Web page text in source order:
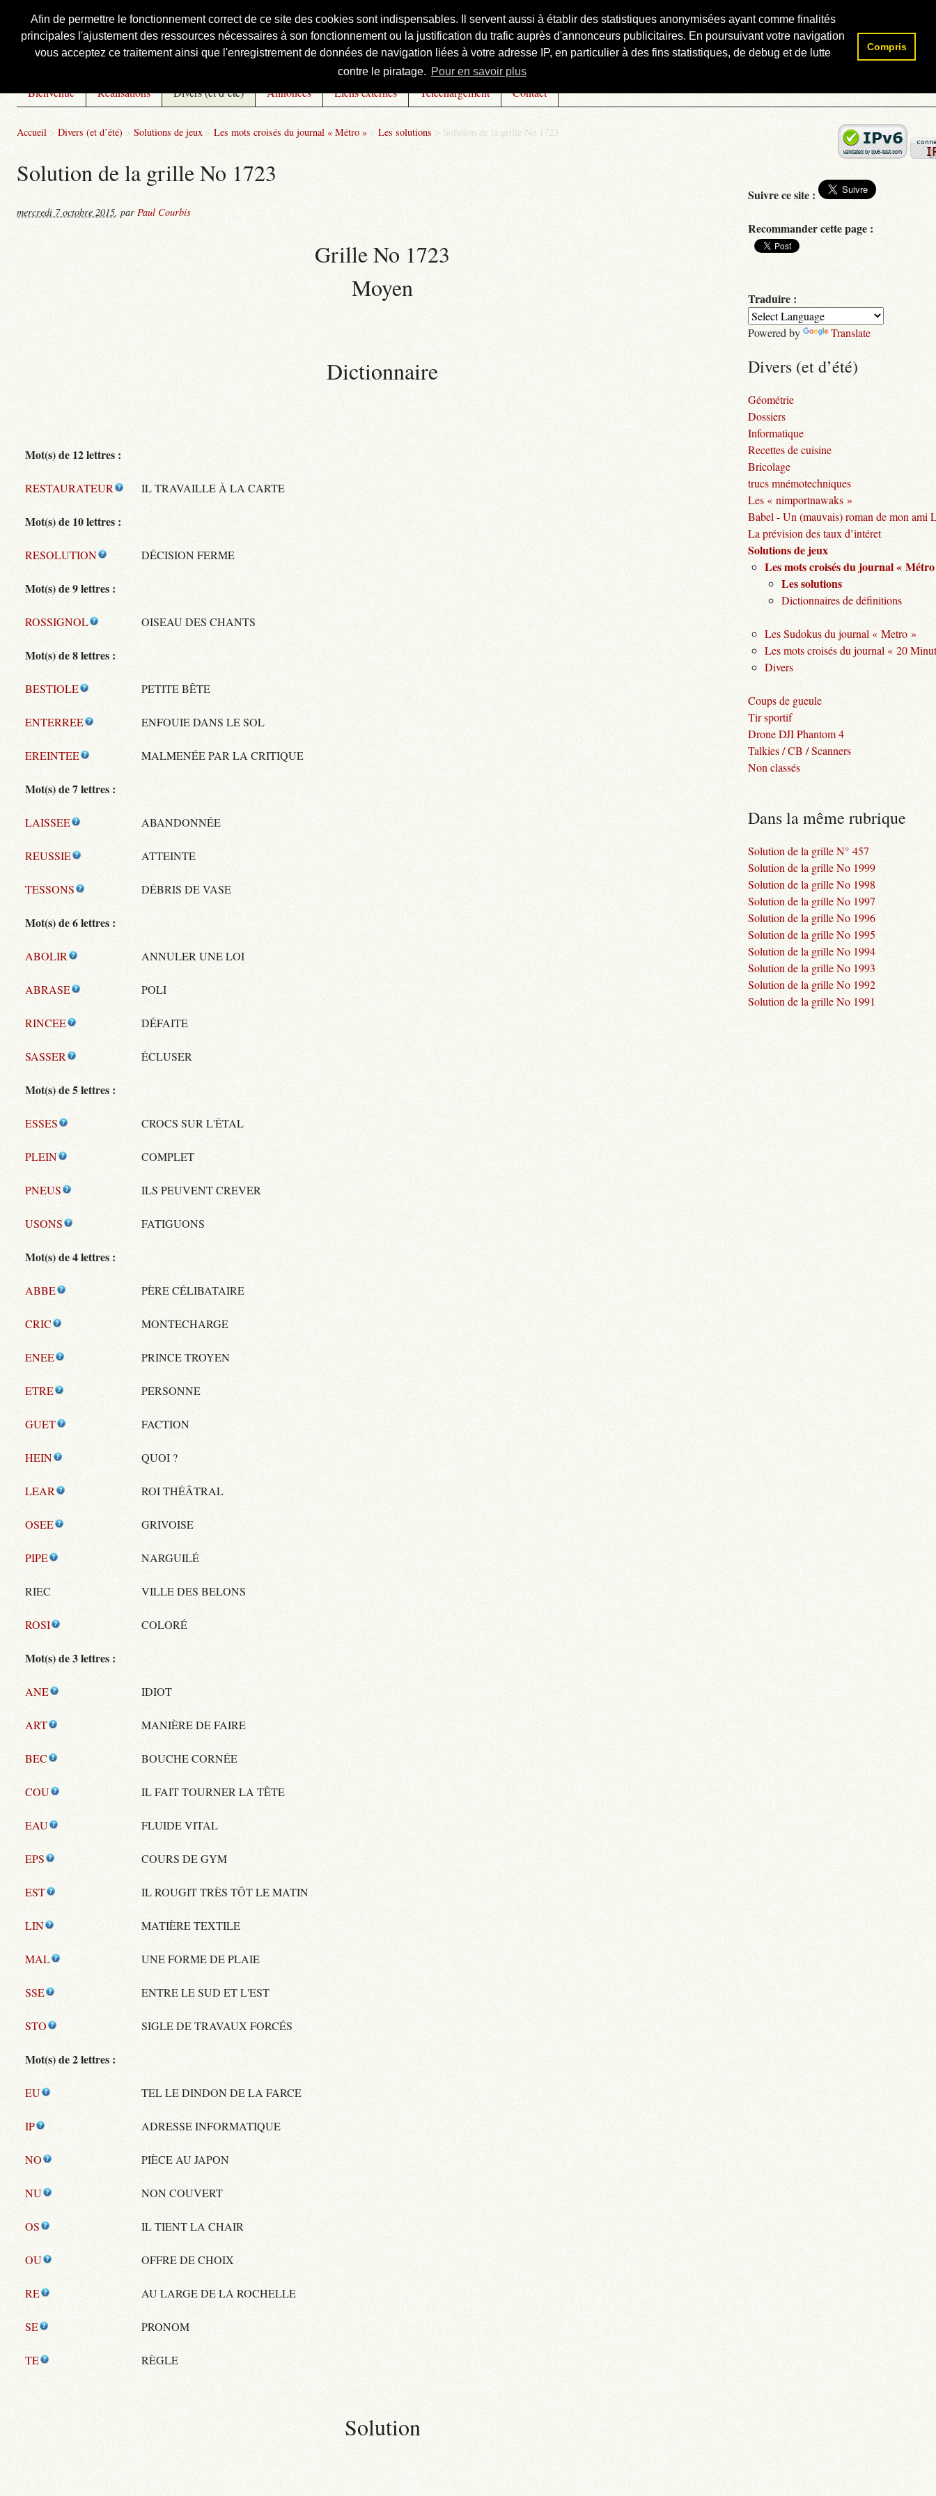
Afin de permettre le fonctionnement correct de ce site des cookies sont indispensables. Il servent aussi à établir des statistiques anonymisées ayant comme finalités
principales l'ajustement des ressources nécessaires à son fonctionnement ou la justification du trafic auprès d'annonceurs publicitaires. En poursuivant votre navigation
vous acceptez ce traitement ainsi que l'enregistrement de données de navigation liées à votre adresse IP, en particulier à des fins statistiques, de debug et de lutte
contre le piratage. Pour en savoir plus
Compris
Courbis, « LE » Blog Officiel
Bienvenue Réalisations Divers (et d’été) Annonces Liens externes Téléchargement Contact
Accueil > Divers (et d’été) > Solutions de jeux > Les mots croisés du journal « Métro » > Les solutions > Solution de la grille No 1723
Solution de la grille No 1723
mercredi 7 octobre 2015, par Paul Courbis
Grille No 1723
Moyen
Dictionnaire
Mot(s) de 12 lettres :
RESTAURATEUR IL TRAVAILLE À LA CARTE
Mot(s) de 10 lettres :
RESOLUTION DÉCISION FERME
Mot(s) de 9 lettres :
ROSSIGNOL OISEAU DES CHANTS
Mot(s) de 8 lettres :
BESTIOLE PETITE BÊTE
ENTERREE ENFOUIE DANS LE SOL
EREINTEE MALMENÉE PAR LA CRITIQUE
Mot(s) de 7 lettres :
LAISSEE ABANDONNÉE
REUSSIE ATTEINTE
TESSONS DÉBRIS DE VASE
Mot(s) de 6 lettres :
ABOLIR ANNULER UNE LOI
ABRASE POLI
RINCEE DÉFAITE
SASSER ÉCLUSER
Mot(s) de 5 lettres :
ESSES CROCS SUR L'ÉTAL
PLEIN COMPLET
PNEUS ILS PEUVENT CREVER
USONS FATIGUONS
Mot(s) de 4 lettres :
ABBE PÈRE CÉLIBATAIRE
CRIC MONTECHARGE
ENEE PRINCE TROYEN
ETRE PERSONNE
GUET FACTION
HEIN QUOI ?
LEAR ROI THÉÂTRAL
OSEE GRIVOISE
PIPE NARGUILÉ
RIEC VILLE DES BELONS
ROSI COLORÉ
Mot(s) de 3 lettres :
ANE IDIOT
ART MANIÈRE DE FAIRE
BEC BOUCHE CORNÉE
COU IL FAIT TOURNER LA TÊTE
EAU FLUIDE VITAL
EPS COURS DE GYM
EST IL ROUGIT TRÈS TÔT LE MATIN
LIN MATIÈRE TEXTILE
MAL UNE FORME DE PLAIE
SSE ENTRE LE SUD ET L'EST
STO SIGLE DE TRAVAUX FORCÉS
Mot(s) de 2 lettres :
EU TEL LE DINDON DE LA FARCE
IP ADRESSE INFORMATIQUE
NO PIÈCE AU JAPON
NU NON COUVERT
OS IL TIENT LA CHAIR
OU OFFRE DE CHOIX
RE AU LARGE DE LA ROCHELLE
SE PRONOM
TE RÈGLE
Solution
Rechercher :
Suivre ce site :
Recommander cette page :
Traduire :
Powered by Translate
Divers (et d’été)
Géométrie
Dossiers
Informatique
Recettes de cuisine
Bricolage
trucs mnémotechniques
Les « nimportnawaks »
Babel - Un (mauvais) roman de mon ami
La prévision des taux d’intéret
Solutions de jeux
Les mots croisés du journal «
Les solutions
Dictionnaires de définitions
Les Sudokus du journal « Metro »
Les mots croisés du journal « 20
Divers
Coups de gueule
Tir sportif
Drone DJI Phantom 4
Talkies / CB / Scanners
Non classés
Dans la même rubrique
Solution de la grille N° 457
Solution de la grille No 1999
Solution de la grille No 1998
Solution de la grille No 1997
Solution de la grille No 1996
Solution de la grille No 1995
Solution de la grille No 1994
Solution de la grille No 1993
Solution de la grille No 1992
Solution de la grille No 1991